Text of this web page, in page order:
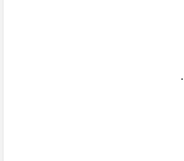
.